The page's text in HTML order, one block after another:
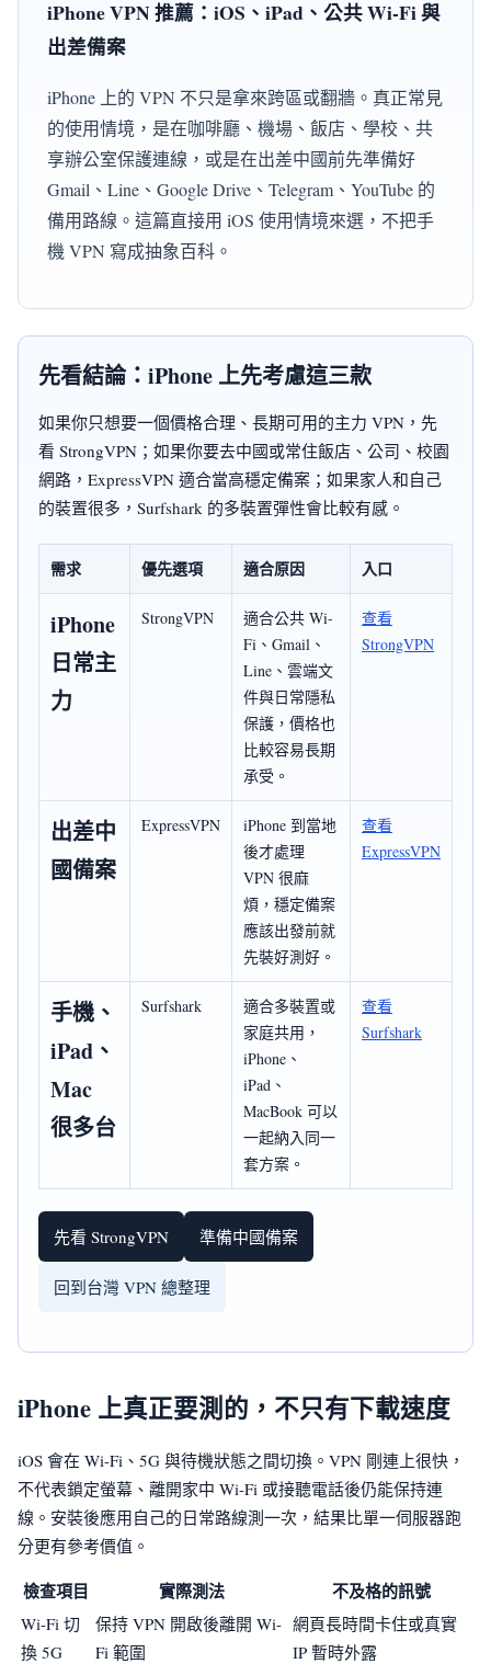
iPhone VPN 推薦：iOS、iPad、公共 Wi-Fi 與
出差備案
iPhone 上的 VPN 不只是拿來跨區或翻牆。真正常見
的使用情境，是在咖啡廳、機場、飯店、學校、共
享辦公室保護連線，或是在出差中國前先準備好
Gmail、Line、Google Drive、Telegram、YouTube 的
備用路線。這篇直接用 iOS 使用情境來選，不把手
機 VPN 寫成抽象百科。
先看結論：iPhone 上先考慮這三款
如果你只想要一個價格合理、長期可用的主力 VPN，先
看 StrongVPN；如果你要去中國或常住飯店、公司、校園
網路，ExpressVPN 適合當高穩定備案；如果家人和自己
的裝置很多，Surfshark 的多裝置彈性會比較有感。
需求 優先選項 適合原因 入口
iPhone
日常主
力
StrongVPN
適合公共 Wi-
Fi、Gmail、
Line、雲端文
件與日常隱私
保護，價格也
比較容易長期
承受。
查看
StrongVPN
出差中
國備案
ExpressVPN
iPhone 到當地
後才處理
VPN 很麻
煩，穩定備案
應該出發前就
先裝好測好。
查看
ExpressVPN
手機、
iPad、
Mac
很多台
Surfshark
適合多裝置或
家庭共用，
iPhone、
iPad、
MacBook 可以
一起納入同一
套方案。
查看
Surfshark
先看 StrongVPN 準備中國備案
回到台灣 VPN 總整理
iPhone 上真正要測的，不只有下載速度
iOS 會在 Wi-Fi、5G 與待機狀態之間切換。VPN 剛連上很快，
不代表鎖定螢幕、離開家中 Wi-Fi 或接聽電話後仍能保持連
線。安裝後應用自己的日常路線測一次，結果比單一伺服器跑
分更有參考價值。
檢查項目 實際測法 不及格的訊號
Wi-Fi 切
換 5G
保持 VPN 開啟後離開 Wi-
Fi 範圍
網頁長時間卡住或真實
IP 暫時外露